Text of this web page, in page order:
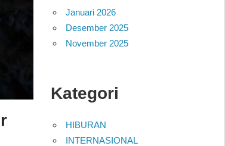
Januari 2026
Desember 2025
November 2025
Kategori
HIBURAN
INTERNASIONAL